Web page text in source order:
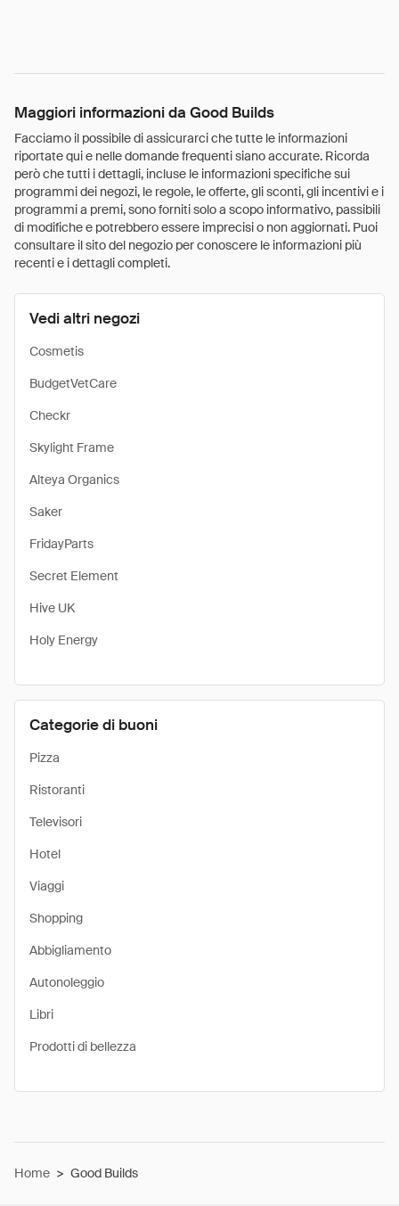
Maggiori informazioni da Good Builds
Facciamo il possibile di assicurarci che tutte le informazioni
riportate qui e nelle domande frequenti siano accurate. Ricorda
però che tutti i dettagli, incluse le informazioni specifiche sui
programmi dei negozi, le regole, le offerte, gli sconti, gli incentivi e i
programmi a premi, sono forniti solo a scopo informativo, passibili
di modifiche e potrebbero essere imprecisi o non aggiornati. Puoi
consultare il sito del negozio per conoscere le informazioni più
recenti e i dettagli completi.
Vedi altri negozi
Cosmetis
BudgetVetCare
Checkr
Skylight Frame
Alteya Organics
Saker
FridayParts
Secret Element
Hive UK
Holy Energy
Categorie di buoni
Pizza
Ristoranti
Televisori
Hotel
Viaggi
Shopping
Abbigliamento
Autonoleggio
Libri
Prodotti di bellezza
Home > Good Builds